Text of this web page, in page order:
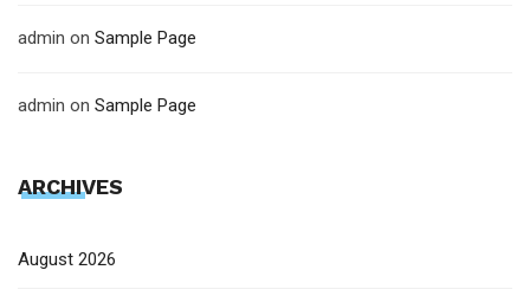
admin on Sample Page
admin on Sample Page
ARCHIVES
August 2026